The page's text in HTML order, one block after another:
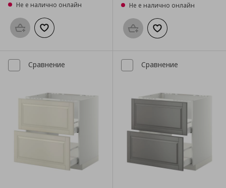
Не е налично онлайн
Προσθήκη στο καλάθι
Добави към списъка с любими
Не е налично онлайн
Προσθήκη στο καλάθι
Добави към
Сравнение Сравнение